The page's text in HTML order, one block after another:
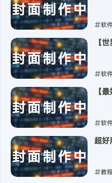
软
【
软
【
软
超
教